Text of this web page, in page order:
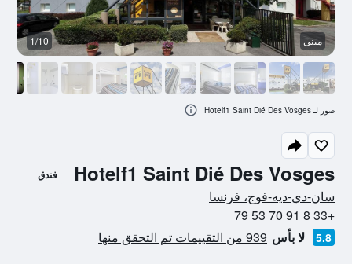
Hotelf1 Saint Dié Des Vosges فندق
سان-دي-ديه-فوج، فرنسا
+33 8 91 70 53 79
5.8 لا بأس 939 من التقييمات تم التحقق منها
مبنى 1/10
صور لـ Hotelf1 Saint Dié Des Vosges